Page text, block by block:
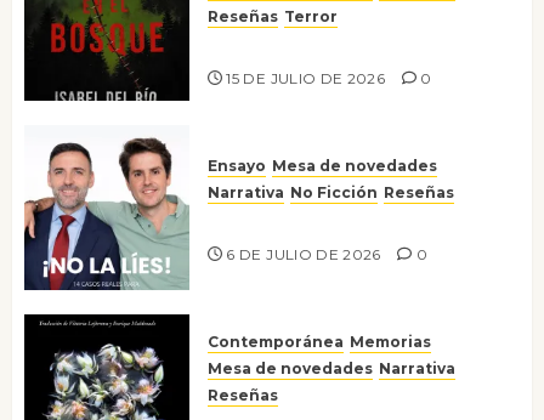
Reseñas Terror
15 DE JULIO DE 2026 0
Ensayo Mesa de novedades
Narrativa No Ficción Reseñas
6 DE JULIO DE 2026 0
Contemporánea Memorias
Mesa de novedades Narrativa
Reseñas